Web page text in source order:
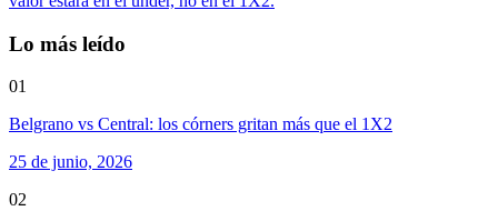
Lo más leído
01
Belgrano vs Central: los córners gritan más que el 1X2
25 de junio, 2026
02